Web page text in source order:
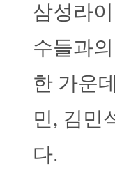
삼성라
수들과
한 가운
민, 김민
다.